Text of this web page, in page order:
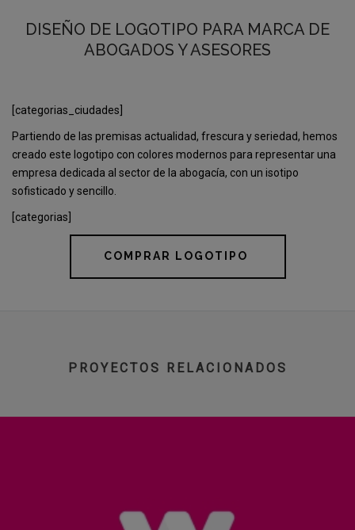
DISEÑO DE LOGOTIPO PARA MARCA DE
ABOGADOS Y ASESORES
[categorias_ciudades]
Partiendo de las premisas actualidad, frescura y seriedad, hemos
creado este logotipo con colores modernos para representar una
empresa dedicada al sector de la abogacía, con un isotipo
sofisticado y sencillo.
[categorias]
COMPRAR LOGOTIPO
PROYECTOS RELACIONADOS